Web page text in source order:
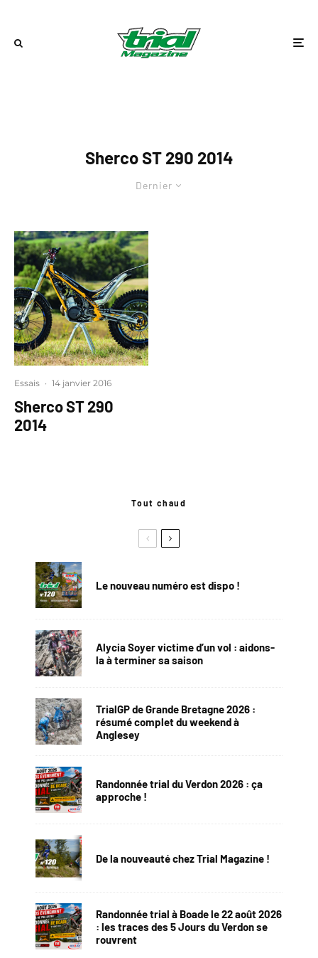
Sherco ST 290 2014
Dernier
Essais · 14 janvier 2016
Sherco ST 290
2014
Tout chaud
Le nouveau numéro est dispo !
Alycia Soyer victime d’un vol : aidons-
la à terminer sa saison
TrialGP de Grande Bretagne 2026 :
résumé complet du weekend à
Anglesey
Randonnée trial du Verdon 2026 : ça
approche !
De la nouveauté chez Trial Magazine !
Randonnée trial à Boade le 22 août 2026
: les traces des 5 Jours du Verdon se
rouvrent